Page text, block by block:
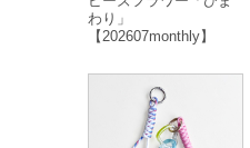
わり」
【202607monthly】